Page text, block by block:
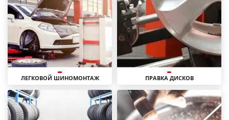
ЛЕГКОВОЙ ШИНОМОНТАЖ ПРАВКА ДИСКОВ